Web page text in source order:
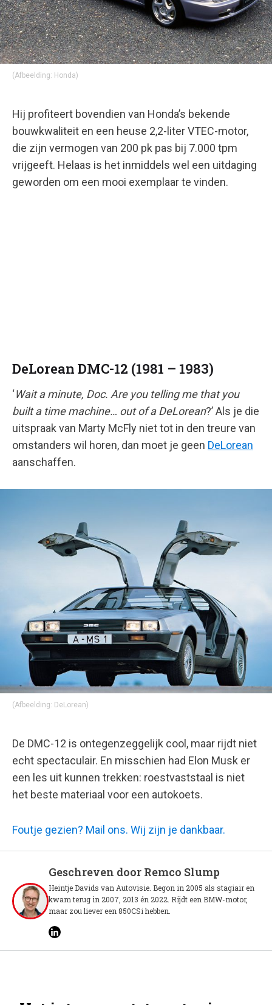
(Afbeelding: Honda)
Hij profiteert bovendien van Honda’s bekende
bouwkwaliteit en een heuse 2,2-liter VTEC-motor,
die zijn vermogen van 200 pk pas bij 7.000 tpm
vrijgeeft. Helaas is het inmiddels wel een uitdaging
geworden om een mooi exemplaar te vinden.
DeLorean DMC-12 (1981 – 1983)
‘Wait a minute, Doc. Are you telling me that you
built a time machine… out of a DeLorean?’ Als je die
uitspraak van Marty McFly niet tot in den treure van
omstanders wil horen, dan moet je geen DeLorean
aanschaffen.
(Afbeelding: DeLorean)
De DMC-12 is ontegenzeggelijk cool, maar rijdt niet
echt spectaculair. En misschien had Elon Musk er
een les uit kunnen trekken: roestvaststaal is niet
het beste materiaal voor een autokoets.
Foutje gezien? Mail ons. Wij zijn je dankbaar.
Geschreven door Remco Slump
Heintje Davids van Autovisie. Begon in 2005 als stagiair en
kwam terug in 2007, 2013 én 2022. Rijdt een BMW-motor,
maar zou liever een 850CSi hebben.